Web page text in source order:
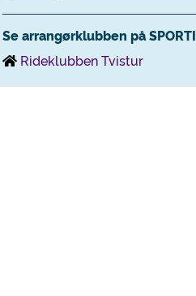
Se arrangørklubben på SPORTI
Rideklubben Tvistur